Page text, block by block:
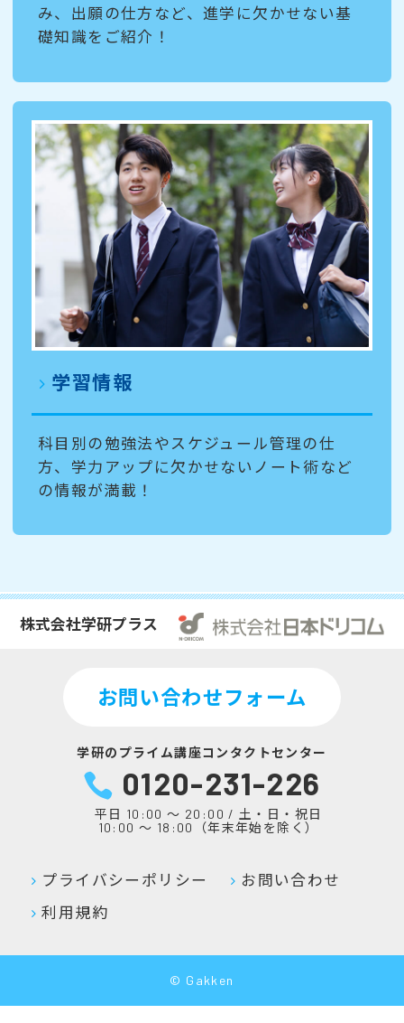
み、出願の仕方など、進学に欠かせない基
礎知識をご紹介！
学習情報
科目別の勉強法やスケジュール管理の仕
方、学力アップに欠かせないノート術など
の情報が満載！
株式会社学研プラス
お問い合わせフォーム
学研のプライム講座コンタクトセンター
0120-231-226
平日 10:00 ～ 20:00 / 土・日・祝日
10:00 ～ 18:00（年末年始を除く）
プライバシーポリシー
お問い合わせ
利用規約
© Gakken